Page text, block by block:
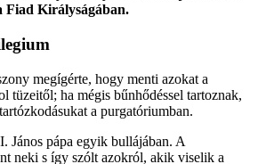
Fiad Királyságában.
megígérte, hogy menti azokat a
tüzeitől; ha mégis bűnhődéssel tartoznak,
a purgatóriumban.
János pápa egyik bullájában. A
neki s így szólt azokról, akik viselik a